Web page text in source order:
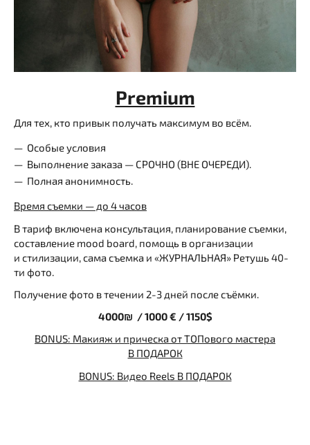
Premium
Для тех, кто привык получать максимум во всём.
Особые условия
Выполнение заказа — СРОЧНО (ВНЕ ОЧЕРЕДИ).
Полная анонимность.
Время съемки — до 4 часов
В тариф включена консультация, планирование съемки,
составление mood board, помощь в организации
и стилизации, сама съемка и «ЖУРНАЛЬНАЯ» Ретушь 40-
ти фото.
Получение фото в течении 2-3 дней после съёмки.
4000₪ / 1000 € / 1150$
BONUS: Макияж и прическа от ТОПового мастера
В ПОДАРОК
BONUS: Видео Reels В ПОДАРОК